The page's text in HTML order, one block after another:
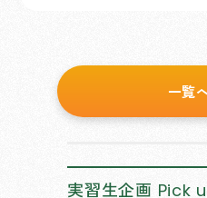
一覧
実習生企画 Pick